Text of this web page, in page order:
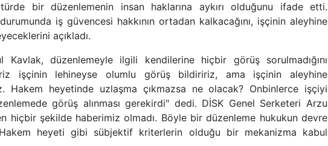
bir düzenlemenin insan haklarına aykırı olduğunu ifade etti.
iş güvencesi hakkının ortadan kalkacağını, işçinin aleyhine
açıkladı.
Kavlak, düzenlemeyle ilgili kendilerine hiçbir görüş sorulmadığını
işçinin lehineyse olumlu görüş bildiririz, ama işçinin aleyhine
Hakem heyetinde uzlaşma çıkmazsa ne olacak? Onbinlerce işçiyi
görüş alınması gerekirdi" dedi. DİSK Genel Serketeri Arzu
hiçbir şekilde haberimiz olmadı. Böyle bir düzenleme hukukun devre
Hakem heyeti gibi sübjektif kriterlerin olduğu bir mekanizma kabul